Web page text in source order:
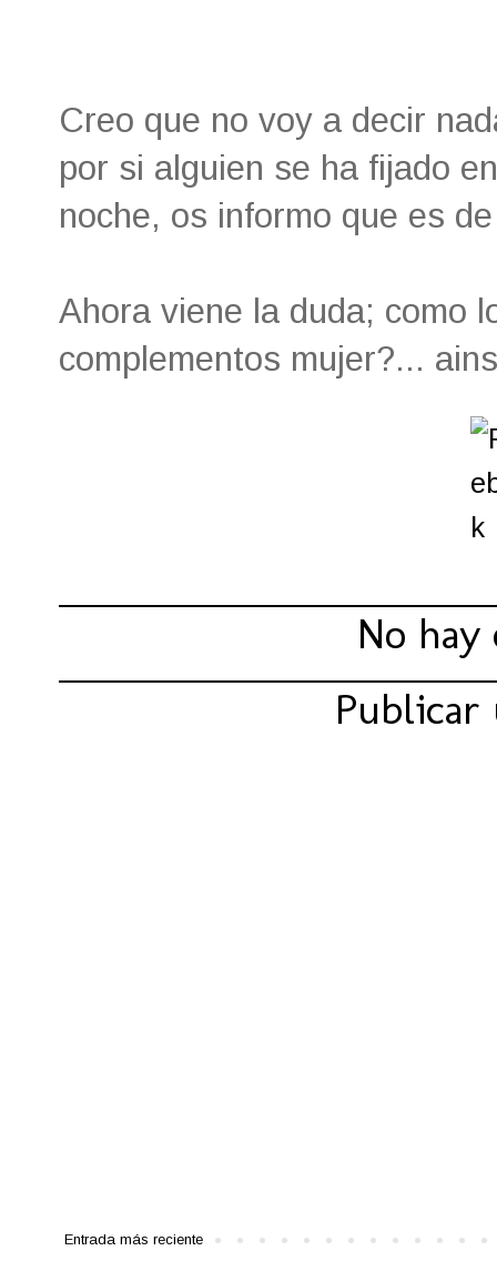
Creo que no voy a decir
por si alguien se ha fijado
noche, os informo que es
Ahora viene la duda; como
complementos mujer?...
No
Entrada más reciente